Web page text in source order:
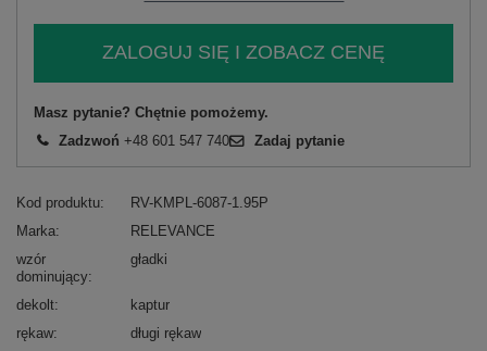
ZALOGUJ SIĘ I ZOBACZ CENĘ
Masz pytanie? Chętnie pomożemy.
Zadzwoń +48 601 547 740 Zadaj pytanie
Kod produktu
RV-KMPL-6087-1.95P
Marka
RELEVANCE
wzór
dominujący
gładki
dekolt
kaptur
rękaw
długi rękaw